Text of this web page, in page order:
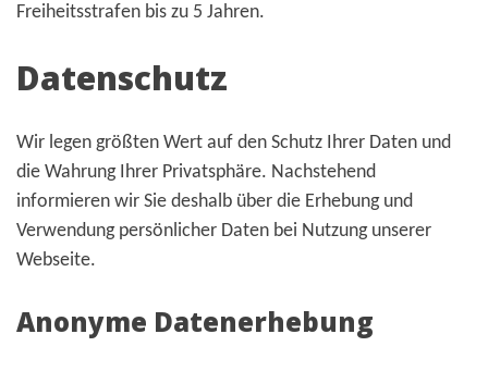
Freiheitsstrafen bis zu 5 Jahren.
Datenschutz
Wir legen größten Wert auf den Schutz Ihrer Daten und
die Wahrung Ihrer Privatsphäre. Nachstehend
informieren wir Sie deshalb über die Erhebung und
Verwendung persönlicher Daten bei Nutzung unserer
Webseite.
Anonyme Datenerhebung